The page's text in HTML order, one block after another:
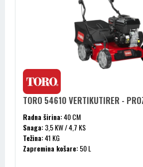
TORO 54610 VERTIKUTIRER -
Radna širina:40 CM
Snaga:3,5 KW / 4,7 KS
Težina:41 KG
Zapremina košare:50 L